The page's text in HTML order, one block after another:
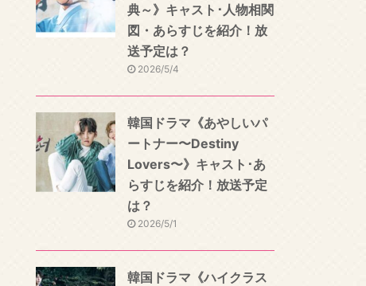
典～》キャスト･人物相関
図・あらすじを紹介！放
送予定は？
2026/5/4
韓国ドラマ《あやしいパ
ートナー〜Destiny
Lovers〜》キャスト･あ
らすじを紹介！放送予定
は？
2026/5/1
韓国ドラマ《ハイクラス